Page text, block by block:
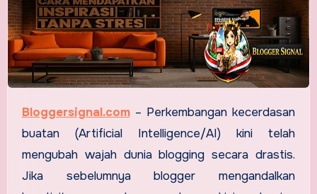
Bloggersignal.com– Perkembangan kecerdasan
buatan (Artificial Intelligence/AI) kini telah
mengubah wajah dunia blogging secara drastis.
Jika sebelumnya blogger mengandalkan